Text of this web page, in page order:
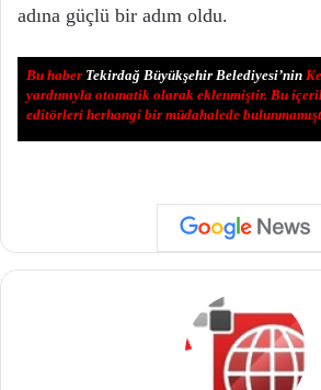
adına güçlü bir adım oldu.
Bu haber Tekirdağ Büyükşehir Belediyesi’nin
yardımıyla otomatik olarak eklenmiştir. Bu
editörleri herhangi bir müdahalede